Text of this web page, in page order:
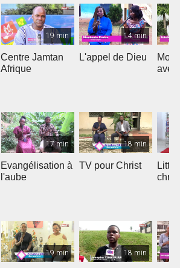
19 min
Centre Jamtan
Afrique
14 min
L'appel de Dieu
Mon
avec
17 min
Evangélisation à
l'aube
18 min
TV pour Christ
19 min 18 min